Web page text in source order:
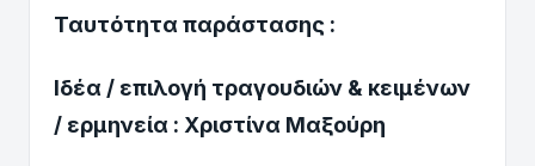
Ταυτότητα παράστασης :
Ιδέα / επιλογή τραγουδιών & κειμένων
/ ερμηνεία : Χριστίνα Μαξούρη